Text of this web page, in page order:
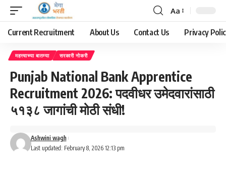
Font
Resizer
Aa
Current Recruitment About Us Contact Us Privacy
महत्त्वाच्या बातम्या सरकारी नोकरी
Punjab National Bank Apprentice
Recruitment 2026: पदवीधर उमेदवारांसाठी
५१३८ जागांची मोठी संधी!
Last updated: February 8, 2026 12:13 pm
Ashwini wagh